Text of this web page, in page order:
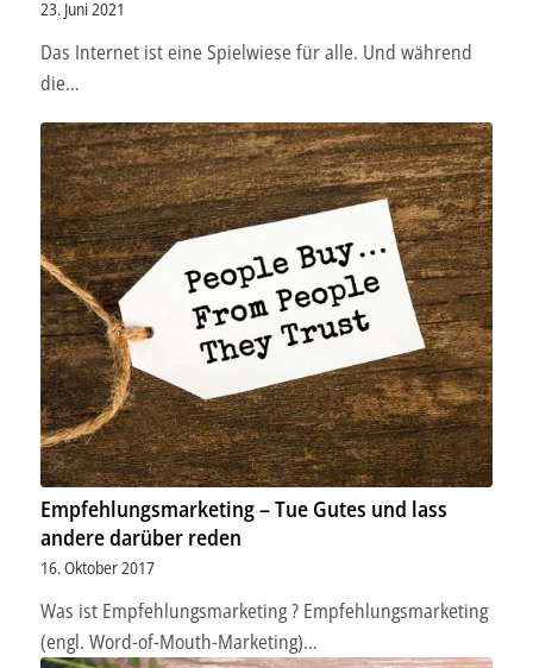
23. Juni 2021
Das Internet ist eine Spielwiese für alle. Und während
die…
Empfehlungsmarketing – Tue Gutes und lass
andere darüber reden
16. Oktober 2017
Was ist Empfehlungsmarketing ? Empfehlungsmarketing
(engl. Word-of-Mouth-Marketing)…